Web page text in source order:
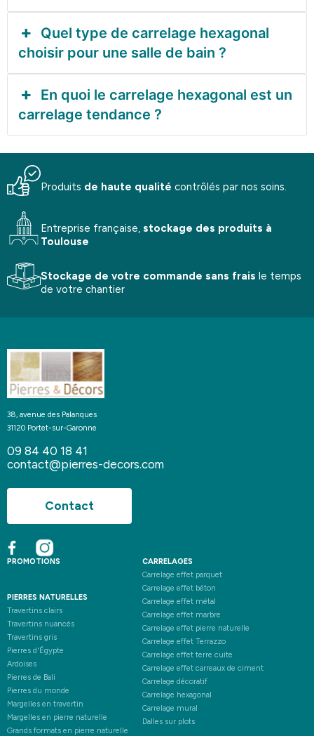
Quel type de carrelage hexagonal
choisir pour une salle de bain ?
En quoi le carrelage hexagonal est un
carrelage tendance ?
Produits de haute qualité contrôlés par nos soins.
Entreprise française, stockage des produits à
Toulouse
Stockage de votre commande sans frais le temps
de votre chantier
38, avenue des Palanques
31120 Portet-sur-Garonne
09 84 40 18 41
contact@pierres-decors.com
Contact
PROMOTIONS
PIERRES NATURELLES
Travertins clairs
Travertins nuancés
Travertins gris
Pierres d'Égypte
Ardoises
Pierres de Bali
Pierres du monde
Margelles en travertin
Margelles en pierre naturelle
Grands formats en pierre naturelle
CARRELAGES
Carrelage effet parquet
Carrelage effet béton
Carrelage effet métal
Carrelage effet marbre
Carrelage effet pierre naturelle
Carrelage effet Terrazzo
Carrelage effet terre cuite
Carrelage effet carreaux de ciment
Carrelage décoratif
Carrelage hexagonal
Carrelage mural
Dalles sur plots